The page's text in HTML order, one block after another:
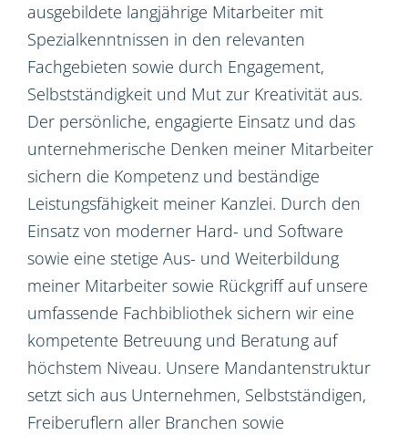
ausgebildete langjährige Mitarbeiter mit
Spezialkenntnissen in den relevanten
Fachgebieten sowie durch Engagement,
Selbstständigkeit und Mut zur Kreativität aus.
Der persönliche, engagierte Einsatz und das
unternehmerische Denken meiner Mitarbeiter
sichern die Kompetenz und beständige
Leistungsfähigkeit meiner Kanzlei. Durch den
Einsatz von moderner Hard- und Software
sowie eine stetige Aus- und Weiterbildung
meiner Mitarbeiter sowie Rückgriff auf unsere
umfassende Fachbibliothek sichern wir eine
kompetente Betreuung und Beratung auf
höchstem Niveau. Unsere Mandantenstruktur
setzt sich aus Unternehmen, Selbstständigen,
Freiberuflern aller Branchen sowie